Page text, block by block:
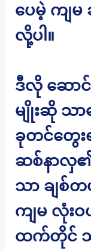
ပေမဲ့ ကျမ
လို့ပါ။
ဒီလို ဆောင်
မျိုးဆို သ
ခုတင်တွေ
ဆစ်နာလှ
သာ ချ
ကျမ လုံး
ထက်တိုင် သူ့